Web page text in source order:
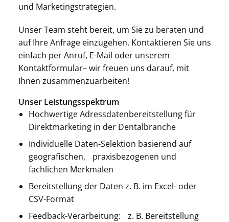
und Marketingstrategien.
Unser Team steht bereit, um Sie zu beraten und
auf Ihre Anfrage einzugehen. Kontaktieren Sie uns
einfach per Anruf, E-Mail oder unserem
Kontaktformular– wir freuen uns darauf, mit
Ihnen zusammenzuarbeiten!
Unser Leistungsspektrum
Hochwertige Adressdatenbereitstellung für
Direktmarketing in der Dentalbranche
Individuelle Daten-Selektion basierend auf
geografischen, praxisbezogenen und
fachlichen Merkmalen
Bereitstellung der Daten z. B. im Excel- oder
CSV-Format
Feedback-Verarbeitung: z. B. Bereitstellung